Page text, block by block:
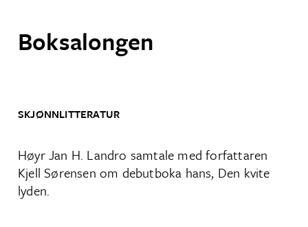
Boksalongen
Høyr Jan H. Landro samtale med forfattaren
Kjell Sørensen om debutboka hans, Den kvite
lyden.
SKJØNNLITTERATUR